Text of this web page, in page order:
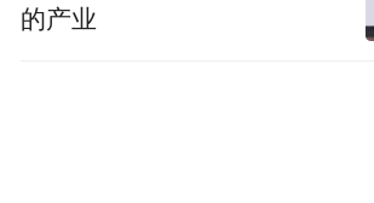
的产业